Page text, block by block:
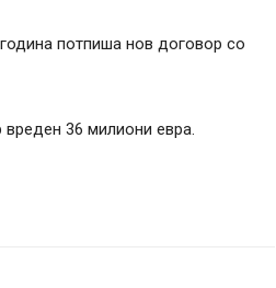
потпиша нов договор со
36 милиони евра.